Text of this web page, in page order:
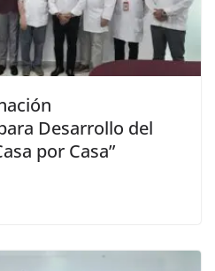
Desarrollo del
por Casa”